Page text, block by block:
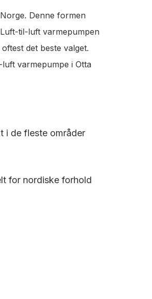
Denne formen
til-luft varmepumpen
det beste valget.
varmepumpe i Otta
i de fleste områder
for nordiske forhold